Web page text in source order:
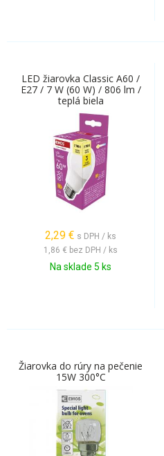
LED žiarovka Classic A60 /
E27 / 7 W (60 W) / 806 lm /
teplá biela
2,29 € s DPH / ks
1,86 € bez DPH / ks
Na sklade 5 ks
Žiarovka do rúry na pečenie
15W 300°C